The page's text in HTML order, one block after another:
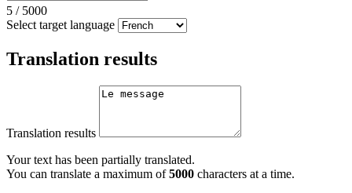
5 / 5000
Select target language
Translation results
Translation results
Your text has been partially translated.
You can translate a maximum of5000 characters at a time.